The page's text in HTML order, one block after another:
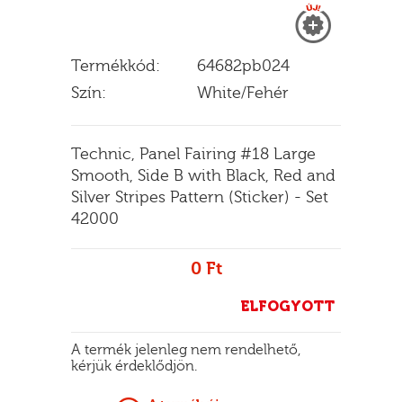
Termékkód:
64682pb024
Szín:
White/Fehér
Technic, Panel Fairing #18 Large
Smooth, Side B with Black, Red and
Silver Stripes Pattern (Sticker) - Set
42000
0 Ft
ELFOGYOTT
A termék jelenleg nem rendelhető,
kérjük érdeklődjön.